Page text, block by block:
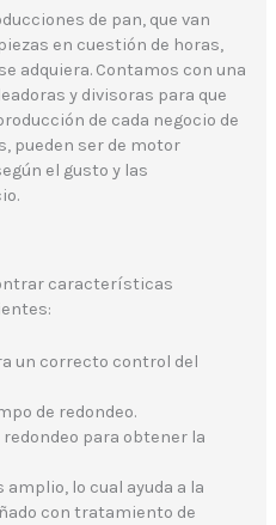
de pan, que van
en cuestión de horas,
adquiera. Contamos con una
y divisoras para que
de cada negocio de
pueden ser de motor
el gusto y las
características
un correcto control del
de redondeo.
para obtener la
amplio, lo cual ayuda a la
con tratamiento de